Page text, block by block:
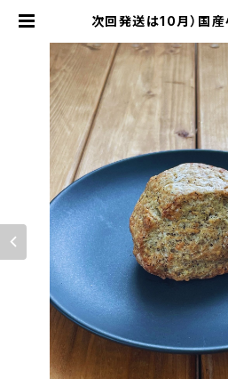
次回発送は10月）国
菓子屋こば